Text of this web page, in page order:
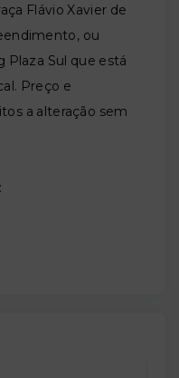
Flávio Xavier de
ou
Plaza Sul que está
Preço e
a alteração sem